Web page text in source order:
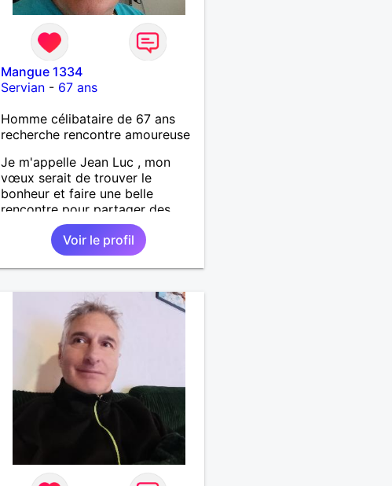
Mangue 1334
Servian - 67 ans
Homme célibataire de 67 ans
recherche rencontre amoureuse
Je m'appelle Jean Luc , mon
vœux serait de trouver le
bonheur et faire une belle
rencontre pour partager des
beaux moments et de crée une
relation saine , sérieuse et solide
, je suis ouvert et curieux de
tout
Voir le profil